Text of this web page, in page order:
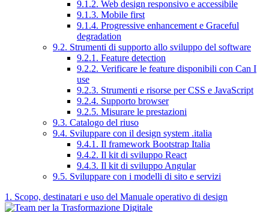
9.1.2. Web design responsivo e accessibile
9.1.3. Mobile first
9.1.4. Progressive enhancement e Graceful
degradation
9.2. Strumenti di supporto allo sviluppo del software
9.2.1. Feature detection
9.2.2. Verificare le feature disponibili con Can I
use
9.2.3. Strumenti e risorse per CSS e JavaScript
9.2.4. Supporto browser
9.2.5. Misurare le prestazioni
9.3. Catalogo del riuso
9.4. Sviluppare con il design system .italia
9.4.1. Il framework Bootstrap Italia
9.4.2. Il kit di sviluppo React
9.4.3. Il kit di sviluppo Angular
9.5. Sviluppare con i modelli di sito e servizi
1. Scopo, destinatari e uso del Manuale operativo di design